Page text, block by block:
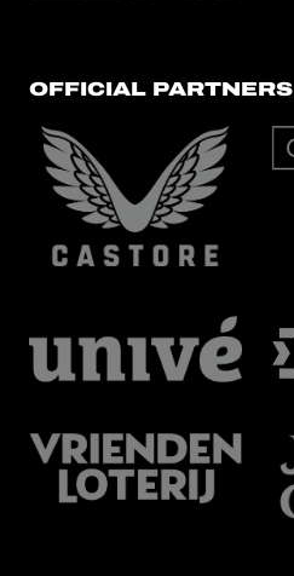
OFFICIAL PARTNERS